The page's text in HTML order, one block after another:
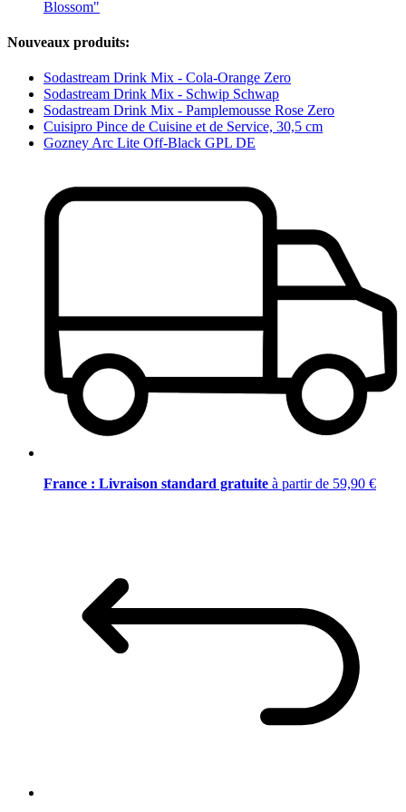
Blossom"
Nouveaux produits:
Sodastream Drink Mix - Cola-Orange Zero
Sodastream Drink Mix - Schwip Schwap
Sodastream Drink Mix - Pamplemousse Rose Zero
Cuisipro Pince de Cuisine et de Service, 30,5 cm
Gozney Arc Lite Off-Black GPL DE
France : Livraison standard gratuite à partir de 59,90 €